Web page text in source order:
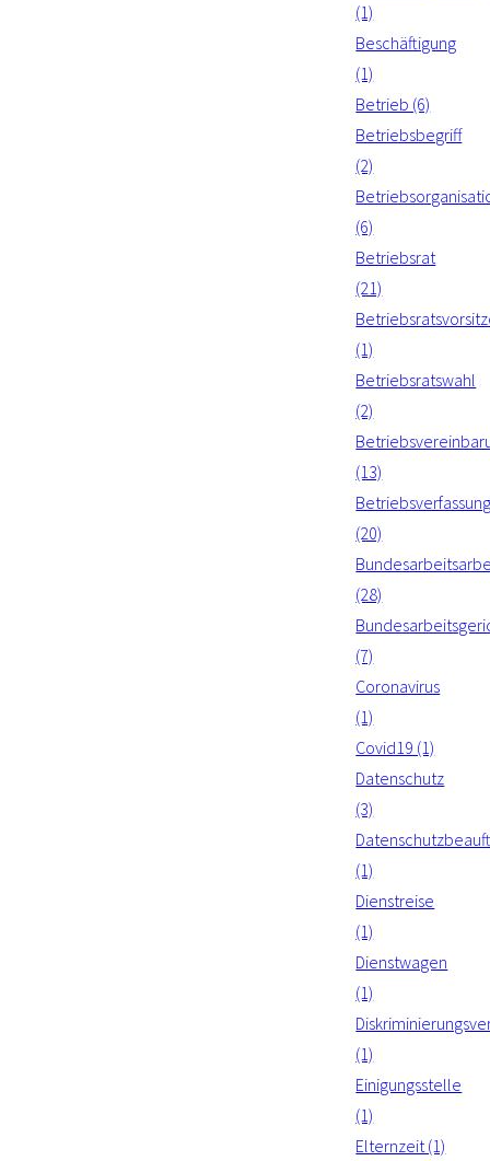
(1)
Beschäftigung
(1)
Betrieb (6)
Betriebsbegriff
(2)
(6)
Betriebsrat
(21)
(1)
Betriebsratswahl
(2)
(13)
(20)
(28)
(7)
Coronavirus
(1)
Covid19 (1)
Datenschutz
(3)
(1)
Dienstreise
(1)
Dienstwagen
(1)
(1)
Einigungsstelle
(1)
Elternzeit (1)